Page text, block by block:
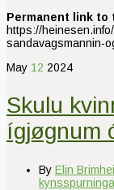
Permanent link to
https://
sandavagsmannin-
May 12 2024
Skulu
ígjøgnum
By Elin